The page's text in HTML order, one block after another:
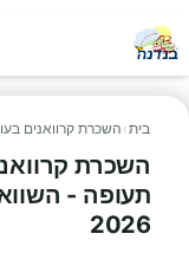
בית› השכרת קרוואנים
השכרת
תעופה -
2026